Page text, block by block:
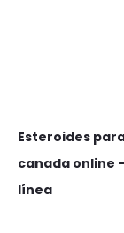
Esteroides
canada online
línea